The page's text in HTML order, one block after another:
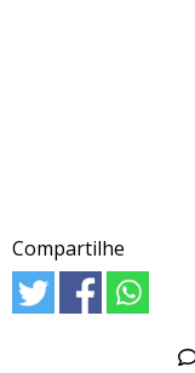
Compartilhe